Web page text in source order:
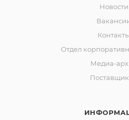
Новости
Контакты
Отдел
Медиа-